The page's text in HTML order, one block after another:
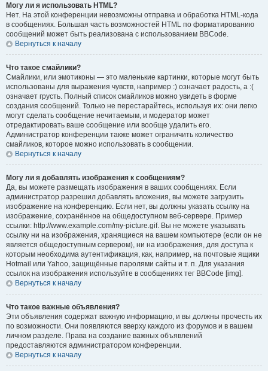
Могу ли я использовать HTML?
Нет. На этой конференции невозможны отправка и обработка HTML-кода
в сообщениях. Большая часть возможностей HTML по форматированию
сообщений может быть реализована с использованием BBCode.
Вернуться к началу
Что такое смайлики?
Смайлики, или эмотиконы — это маленькие картинки, которые могут быть
использованы для выражения чувств, например :) означает радость, а :(
означает грусть. Полный список смайликов можно увидеть в форме
создания сообщений. Только не перестарайтесь, используя их: они легко
могут сделать сообщение нечитаемым, и модератор может
отредактировать ваше сообщение или вообще удалить его.
Администратор конференции также может ограничить количество
смайликов, которое можно использовать в сообщении.
Вернуться к началу
Могу ли я добавлять изображения к сообщениям?
Да, вы можете размещать изображения в ваших сообщениях. Если
администратор разрешил добавлять вложения, вы можете загрузить
изображение на конференцию. Если нет, вы должны указать ссылку на
изображение, сохранённое на общедоступном веб-сервере. Пример
ссылки: http://www.example.com/my-picture.gif. Вы не можете указывать
ссылку ни на изображения, хранящиеся на вашем компьютере (если он не
является общедоступным сервером), ни на изображения, для доступа к
которым необходима аутентификация, как, например, на почтовые ящики
Hotmail или Yahoo, защищённые паролями сайты и т. п. Для указания
ссылок на изображения используйте в сообщениях тег BBCode [img].
Вернуться к началу
Что такое важные объявления?
Эти объявления содержат важную информацию, и вы должны прочесть их
по возможности. Они появляются вверху каждого из форумов и в вашем
личном разделе. Права на создание важных объявлений
предоставляются администратором конференции.
Вернуться к началу